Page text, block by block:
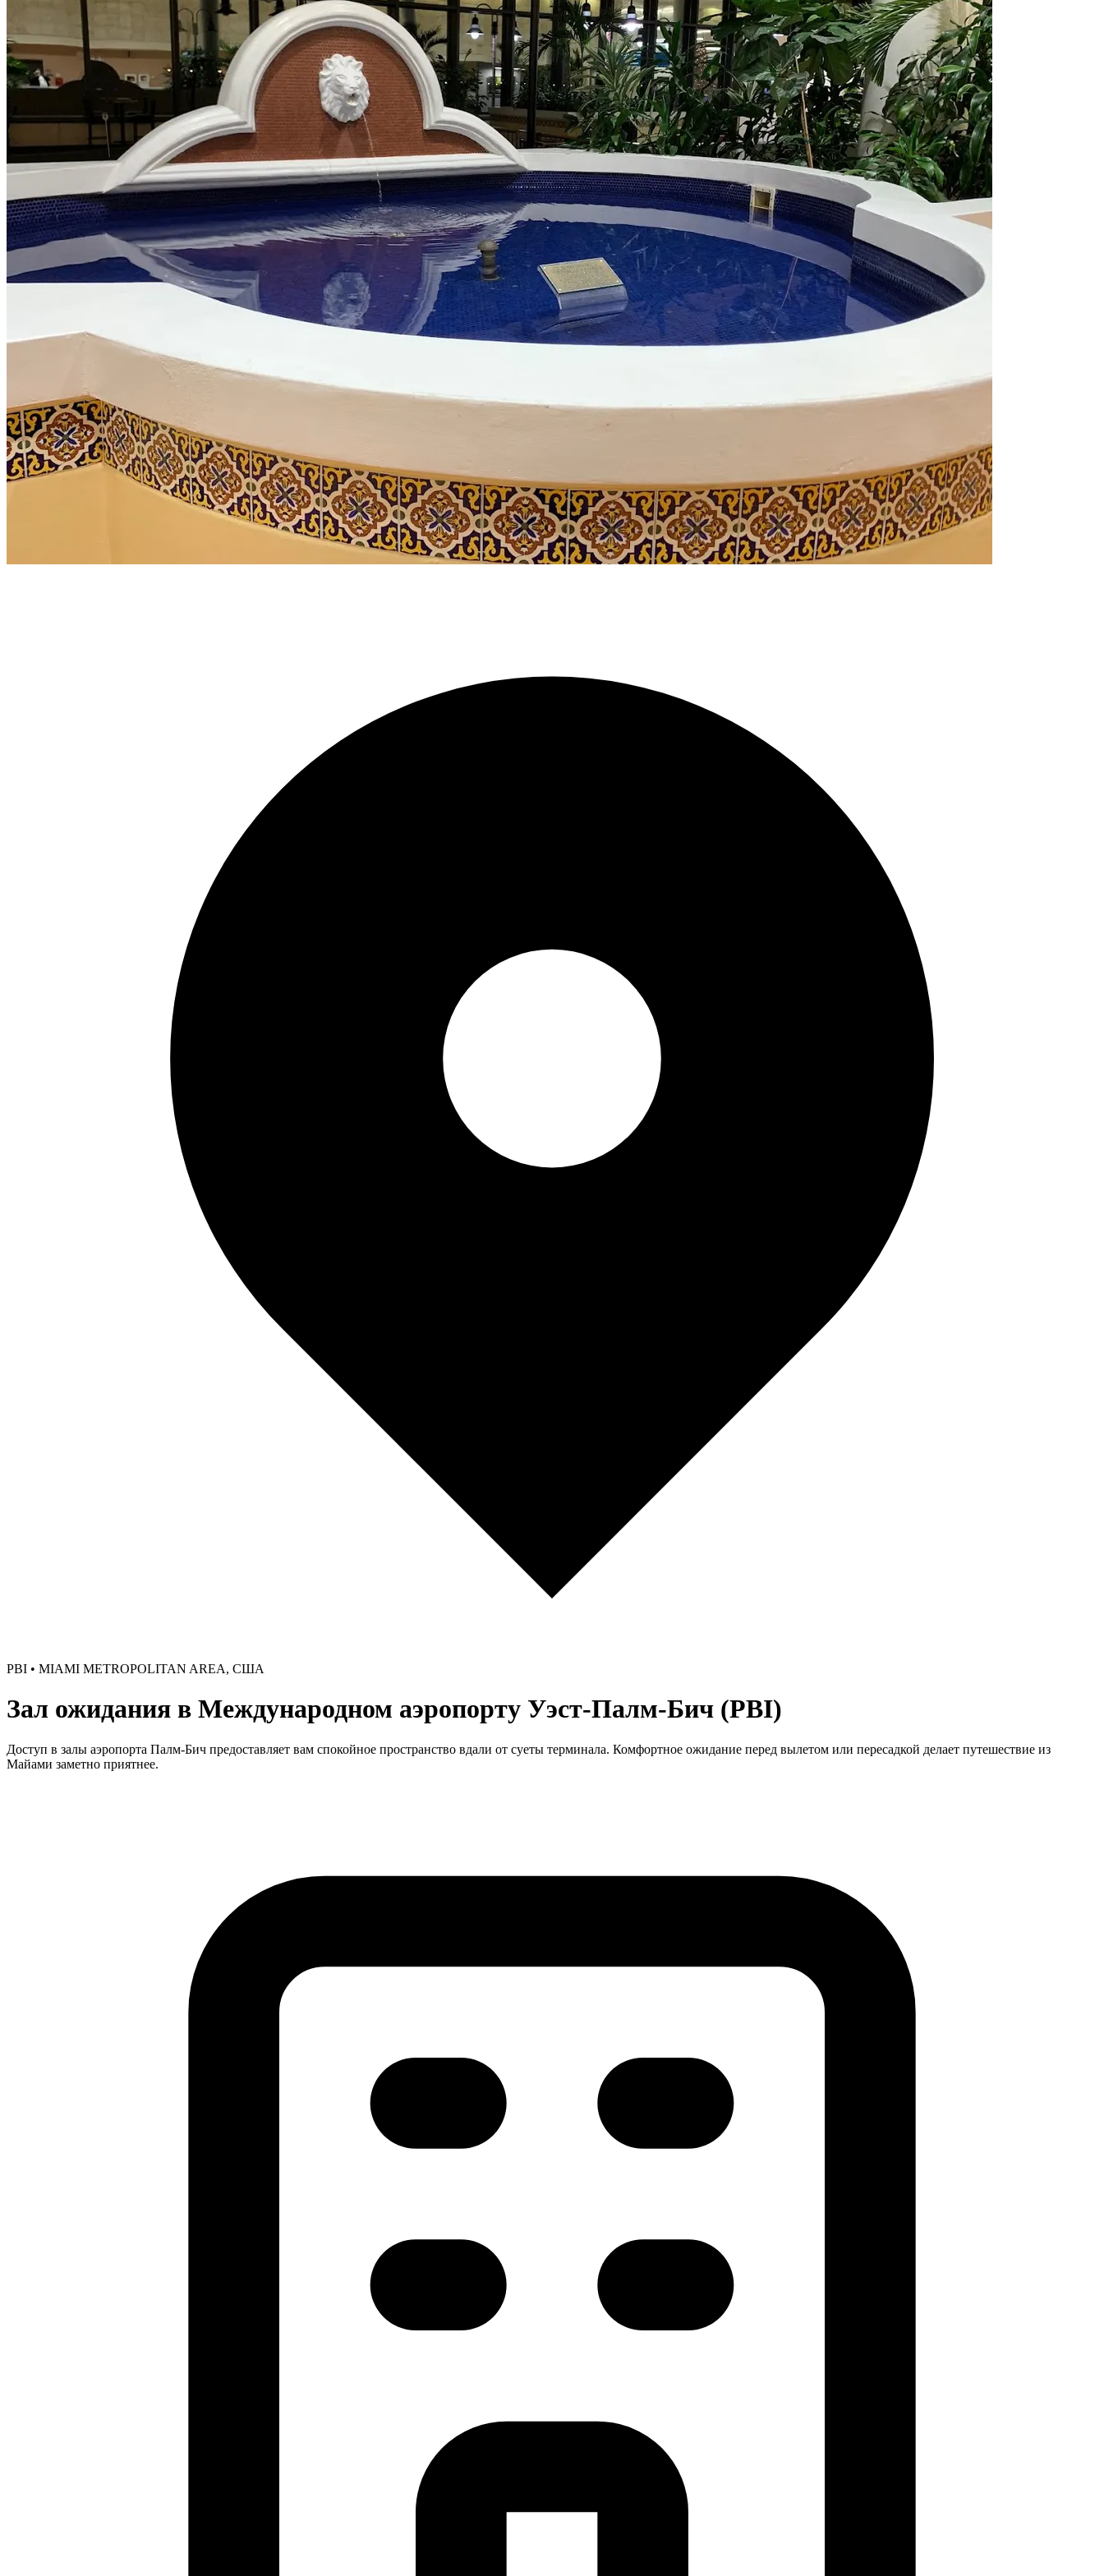
PBI • MIAMI METROPOLITAN AREA, США
Зал ожидания в Международном аэропорту Уэст-Палм-Бич (PBI)
Доступ в залы аэропорта Палм-Бич предоставляет вам спокойное пространство вдали от суеты терминала. Комфортное ожидание перед вылетом или пересадкой делает путешествие из
Майами заметно приятнее.